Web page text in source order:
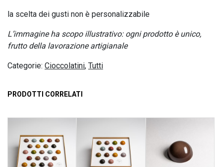
la scelta dei gusti non è personalizzabile
L’immagine ha scopo illustrativo: ogni prodotto è unico,
frutto della lavorazione artigianale
Categorie: Cioccolatini, Tutti
PRODOTTI CORRELATI